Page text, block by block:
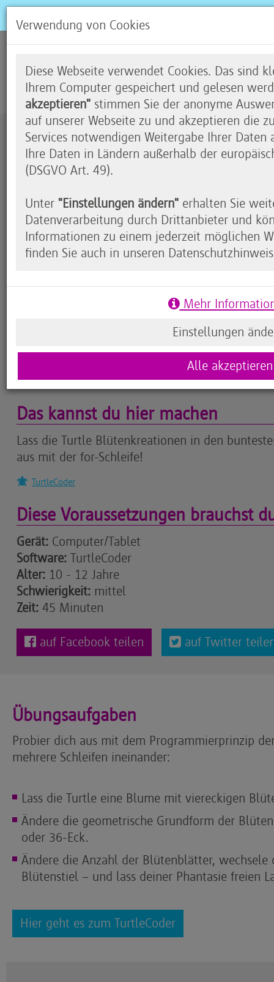
Blumen und Blüten
Zustimmung erforderlich
eingeblendet. Wir möchten Sie darauf
Youtube übermittelt werden.
Soll das für alle Youtube-Videos gelten,
Aktivierung".
Das kannst du hier machen
Lass die Turtle Blütenkreationen in den
aus mit der for-Schleife!
TurtleCoder
Diese Voraussetzungen brauchst
Gerät: Computer/Tablet
Software: TurtleCoder
Alter: 10 - 12 Jahre
Schwierigkeit: mittel
Zeit: 45 Minuten
auf Facebook teilen auf Twitter
Übungsaufgaben
Probier dich aus mit dem Programmierprinzip
mehrere Schleifen ineinander:
Lass die Turtle eine Blume mit viereckigen
Ändere die geometrische Grundform der
oder 36-Eck.
Ändere die Anzahl der Blütenblätter, wechsele
Blütenstiel – und lass deiner Phantasie freien
Hier geht es zum TurtleCoder
Verwendung von Cookies
Diese Webseite verwendet Cookies. Das sind
Ihrem Computer gespeichert und gelesen
akzeptieren" stimmen Sie der anonyme
auf unserer Webseite zu und akzeptieren die
Services notwendigen Weitergabe Ihrer
Ihre Daten in Ländern außerhalb der
(DSGVO Art. 49).
Unter "Einstellungen ändern" erhalten Sie
Datenverarbeitung durch Drittanbieter und
Informationen zu einem jederzeit möglichen
finden Sie auch in unseren
Mehr
Einstellungen
Alle akzeptieren